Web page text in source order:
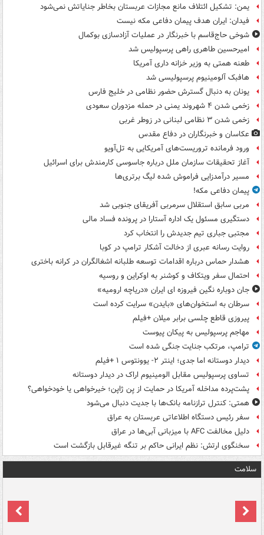
یمن: تشکیل ائتلاف مانع مجازات عربستان بخاطر جنایاتش نمی‌شود
فیدان: ایران هدف پیمان دفاعی مکه نیست
شوخی حاج‌قاسم با خبرنگار در عملیات آزادسازی بوکمال
امیرحسین طاهری راهی پرسپولیس شد
طعنه همتی به وزیر خزانه داری آمریکا
هافبک آلومینیوم پرسپولیسی شد
یونان به دنبال گسترش حضور نظامی در خلیج فارس
زخمی شدن ۴ شهروند یمنی در حمله مزدوران سعودی
زخمی شدن ۳ نظامی لبنانی در زوطر غربی
عکاسان و خبرنگاران در دفاع مقدس
ورود فرمانده تروریست‌های آمریکایی به تل‌آویو
آغاز تحقیقات سازمان ملل درباره جاسوسی کارمندش برای اسرائیل
مسیر درآمدزایی فراموش شده لیگ برتری‌ها
پیمان دفاعی مکه!
مربی سابق استقلال سرمربی آفریقای جنوبی شد
دستگیری مسئول یک اداره آستارا در پرونده فساد مالی
مجتبی جباری تیم جدیدش را انتخاب کرد
روایت رسانه عبری از دخالت آشکار ترامپ در کوبا
هشدار حماس درباره اقدامات توسعه طلبانه اشغالگران در کرانه باختری
احتمال سفر ویتکاف و کوشنر به اوکراین و روسیه
جان دوباره نگین فیروزه ای ایران «دریاچه ارومیه»
سرطان به استخوان‌های «بایدن» سرایت کرده است
پیروزی قاطع چلسی برابر میلان +فیلم
مهاجم پرسپولیس به پیکان پیوست
ترامپ، مرتکب جنایت جنگی شده است
دیدار دوستانه اما جدی؛ اینتر ۲- یوونتوس ۱ +فیلم
تساوی پرسپولیس مقابل الومینیوم اراک در دیدار دوستانه
پشت‌پرده مداخله آمریکا در حمایت از یِن ژاپن؛ خیرخواهی یا خودخواهی؟
همتی: کنترل ترازنامه بانک‌ها با جدیت دنبال می‌شود
سفر رئیس دستگاه اطلاعاتی عربستان به عراق
دلیل مخالفت AFC با میزبانی آبی‌ها در عراق
سخنگوی ارتش: نظم ایرانی حاکم بر تنگه غیرقابل بازگشت است
سلامت